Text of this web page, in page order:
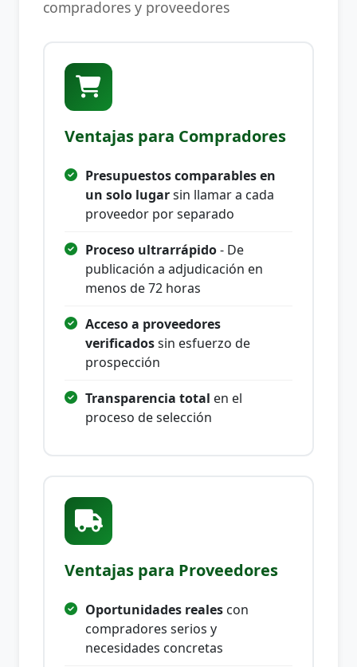
compradores y proveedores
Ventajas para Compradores
Presupuestos comparables en
un solo lugarsin llamar a cada
proveedor por separado
Proceso ultrarrápido- De
publicación a adjudicación en
menos de 72 horas
Acceso a proveedores
verificadossin esfuerzo de
prospección
Transparencia total en el
proceso de selección
Ventajas para Proveedores
Oportunidades reales con
compradores serios y
necesidades concretas